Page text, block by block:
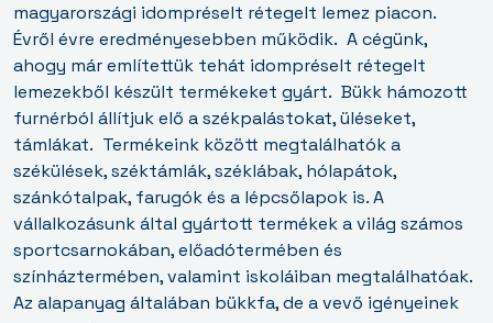
magyarországi idompréselt rétegelt lemez piacon.
Évről évre eredményesebben működik. A cégünk,
ahogy már említettük tehát idompréselt rétegelt
lemezekből készült termékeket gyárt. Bükk hámozott
furnérból állítjuk elő a székpalástokat, üléseket,
támlákat. Termékeink között megtalálhatók a
székülések, széktámlák, széklábak, hólapátok,
szánkótalpak, farugók és a lépcsőlapok is. A
vállalkozásunk által gyártott termékek a világ számos
sportcsarnokában, előadótermében és
színháztermében, valamint iskoláiban megtalálhatóak.
Az alapanyag általában bükkfa, de a vevő igényeinek